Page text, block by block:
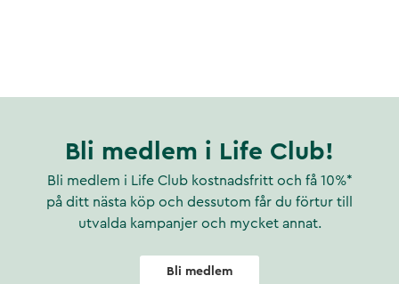
Bli medlem i Life Club!
Bli medlem i Life Club kostnadsfritt och få 10%*
på ditt nästa köp och dessutom får du förtur till
utvalda kampanjer och mycket annat.
Bli medlem